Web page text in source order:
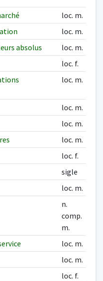
loc. m.
loc. m.
absolus
loc. m.
loc. f.
loc. m.
loc. m.
loc. m.
loc. m.
loc. f.
sigle
loc. m.
n.
comp.
m.
loc. m.
loc. m.
loc. f.